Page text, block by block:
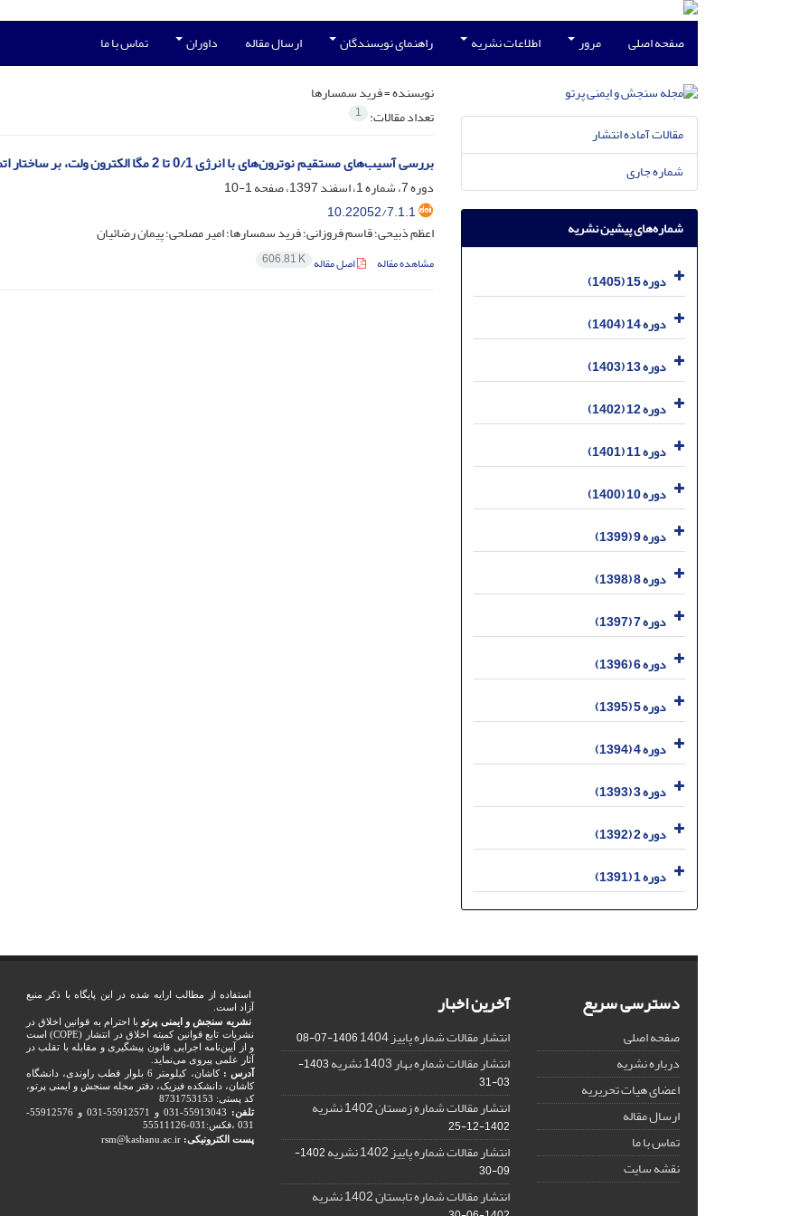
صفحه اصلی مرور اطلاعات نشریه راهنمای نویسندگان ارسال مقاله داوران تماس با ما
نویسنده =فرید سمسارها
تعداد مقالات: 1
بررسی آسیب‌های مستقیم نوترون‌های با انرژی 0/1 تا 2 مگا الکترون ولت، بر ساختار اتمی مولکول DNA با ابزار Geant4
دوره 7، شماره 1، اسفند 1397، صفحه
1-10
10.22052/7.1.1
اعظم ذبیحی؛ قاسم فروزانی؛ فرید سمسارها؛ امیر مصلحی؛ پیمان رضائیان
مشاهده مقاله اصل مقاله 606.81 K
مقالات آماده انتشار
شماره جاری
شماره‌های پیشین نشریه
دوره 15 (1405)
دوره 14 (1404)
دوره 13 (1403)
دوره 12 (1402)
دوره 11 (1401)
دوره 10 (1400)
دوره 9 (1399)
دوره 8 (1398)
دوره 7 (1397)
دوره 6 (1396)
دوره 5 (1395)
دوره 4 (1394)
دوره 3 (1393)
دوره 2 (1392)
دوره 1 (1391)
دسترسی سریع
صفحه اصلی
درباره نشریه
اعضای هیات تحریریه
ارسال مقاله
تماس با ما
نقشه سایت
آخرین اخبار
انتشار مقالات شماره پاییز 1404 1406-07-08
انتشار مقالات شماره بهار 1403 نشریه
1403-
03-31
انتشار مقالات شماره زمستان 1402 نشریه
1402-12-25
انتشار مقالات شماره پاییز 1402 نشریه
1402-
09-30
انتشار مقالات شماره تابستان 1402 نشریه
استفاده از مطالب ارایه شده در این پایگاه با ذکر منبع
آزاد است.
نشریه سنجش و ایمنی پرتو با احترام به قوانین اخلاق در
نشریات تابع قوانین کمیته اخلاق در انتشار (COPE) است
و از آیین‌نامه اجرایی قانون پیشگیری و مقابله با تقلب در
آثار علمی پیروی می‌نماید.
آدرس :
کاشان، کیلومتر 6 بلوار قطب راوندی، دانشگاه
کاشان، دانشکده فیزیک، دفتر مجله سنجش و ایمنی پرتو،
کد پستی: 8731753153
تلفن:
55913043-031 و 55912571-031 و 55912576-
031 ،فکس:031-55511126
پست الکترونیکی: rsm@kashanu.ac.ir